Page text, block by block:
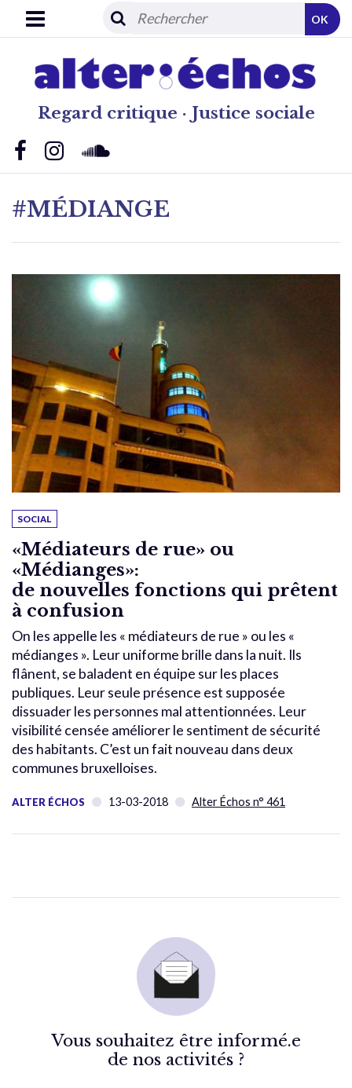
Regard critique · Justice sociale
OK
#MÉDIANGE
SOCIAL
«Médiateurs de rue» ou
«Médianges»:
de nouvelles fonctions qui prêtent
à confusion
On les appelle les « médiateurs de rue » ou les «
médianges ». Leur uniforme brille dans la nuit. Ils
flânent, se baladent en équipe sur les places
publiques. Leur seule présence est supposée
dissuader les personnes mal attentionnées. Leur
visibilité censée améliorer le sentiment de sécurité
des habitants. C’est un fait nouveau dans deux
communes bruxelloises.
ALTER ÉCHOS 13-03-2018 Alter Échos n° 461
Vous souhaitez être informé.e
de nos activités ?